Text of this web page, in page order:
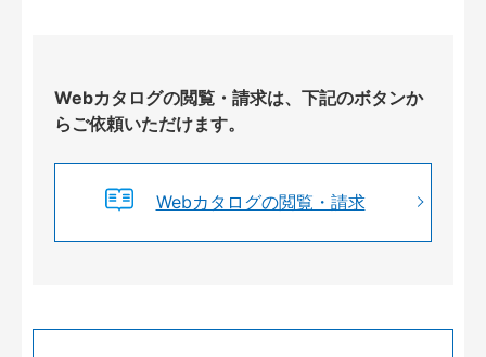
Webカタログの閲覧・請求は、下記のボタンか
らご依頼いただけます。
Webカタログの閲覧・請求